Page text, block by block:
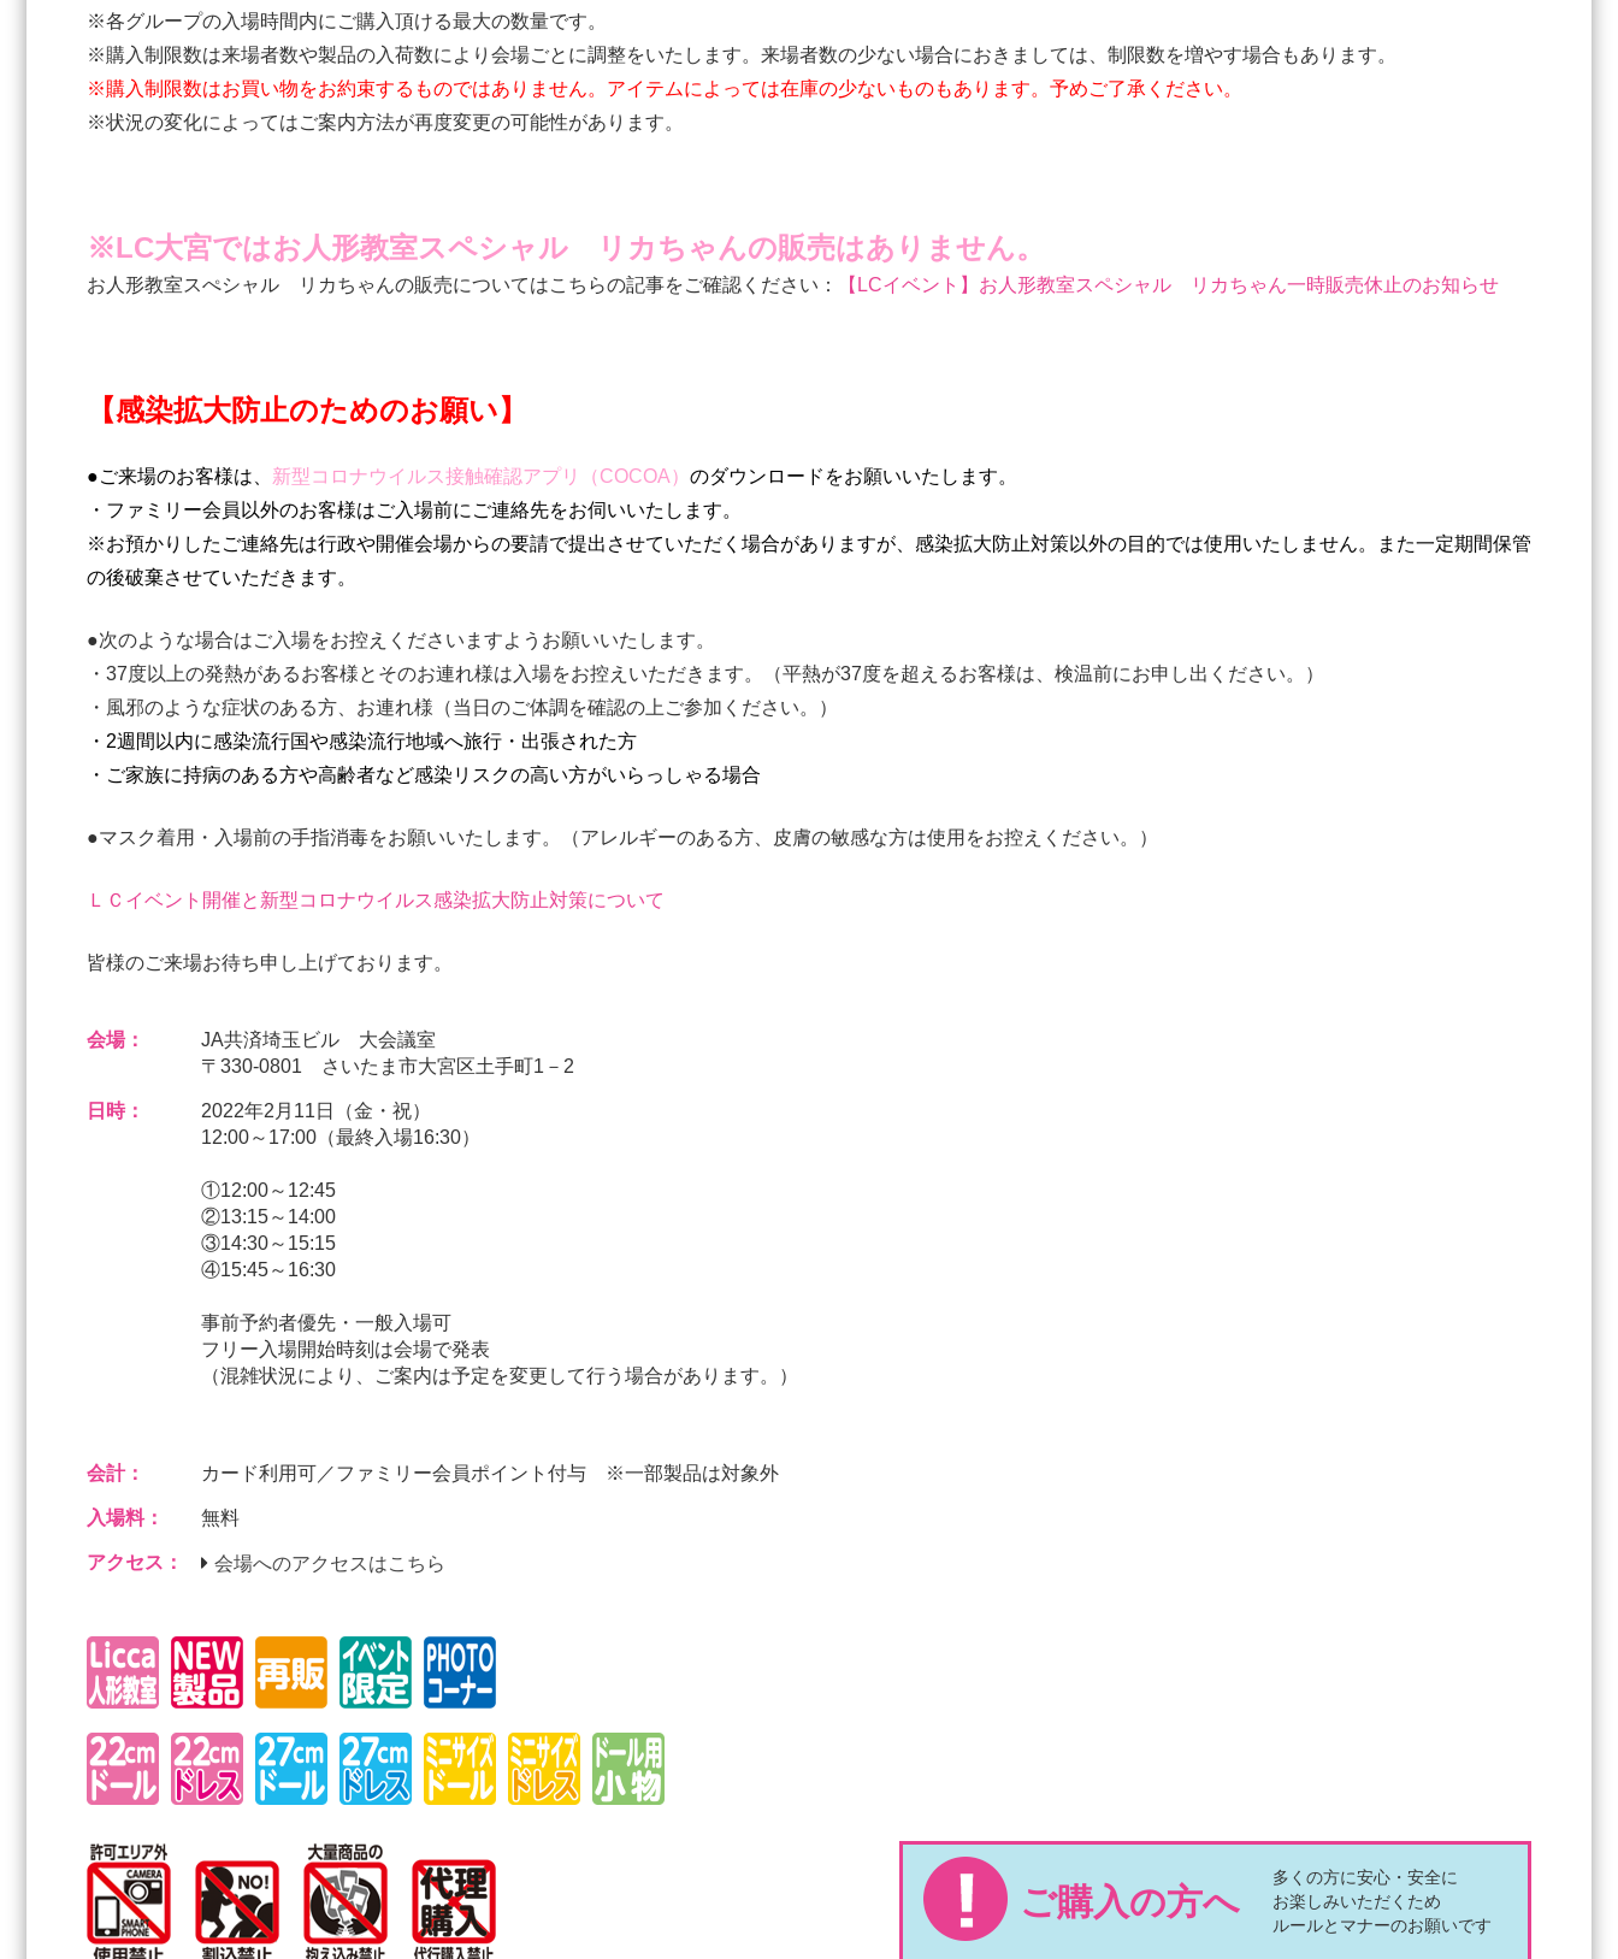
※各グループの入場時間内にご購入頂ける最大の数量です。
※購入制限数は来場者数や製品の入荷数により会場ごとに調整をいたします。来場者数の少ない場合におきましては、制限数を増やす場合もあります。
※購入制限数はお買い物をお約束するものではありません。アイテムによっては在庫の少ないものもあります。予めご了承ください。
※状況の変化によってはご案内方法が再度変更の可能性があります。
※LC大宮ではお人形教室スペシャル リカちゃんの販売はありません。
お人形教室スぺシャル リカちゃんの販売についてはこちらの記事をご確認ください： 【LCイベント】お人形教室スペシャル リカちゃん一時販売休止のお知らせ
【感染拡大防止のためのお願い】
●ご来場のお客様は、 新型コロナウイルス接触確認アプリ（COCOA） のダウンロードをお願いいたします。
・ファミリー会員以外のお客様はご入場前にご連絡先をお伺いいたします。
※お預かりしたご連絡先は行政や開催会場からの要請で提出させていただく場合がありますが、感染拡大防止対策以外の目的では使用いたしません。また一定期間保管
の後破棄させていただきます。
●次のような場合はご入場をお控えくださいますようお願いいたします。
・37度以上の発熱があるお客様とそのお連れ様は入場をお控えいただきます。（平熱が37度を超えるお客様は、検温前にお申し出ください。）
・風邪のような症状のある方、お連れ様（当日のご体調を確認の上ご参加ください。）
・2週間以内に感染流行国や感染流行地域へ旅行・出張された方
・ご家族に持病のある方や高齢者など感染リスクの高い方がいらっしゃる場合
●マスク着用・入場前の手指消毒をお願いいたします。（アレルギーのある方、皮膚の敏感な方は使用をお控えください。）
ＬＣイベント開催と新型コロナウイルス感染拡大防止対策について
皆様のご来場お待ち申し上げております。
会場：
JA共済埼玉ビル 大会議室
〒330-0801 さいたま市大宮区土手町1－2
日時：
2022年2月11日（金・祝）
12:00～17:00（最終入場16:30）
①12:00～12:45
②13:15～14:00
③14:30～15:15
④15:45～16:30
事前予約者優先・一般入場可
フリー入場開始時刻は会場で発表
（混雑状況により、ご案内は予定を変更して行う場合があります。）
会計： カード利用可／ファミリー会員ポイント付与 ※一部製品は対象外
入場料： 無料
アクセス： 会場へのアクセスはこちら
ご購入の方へ
多くの方に安心・安全に
お楽しみいただくため
ルールとマナーのお願いです